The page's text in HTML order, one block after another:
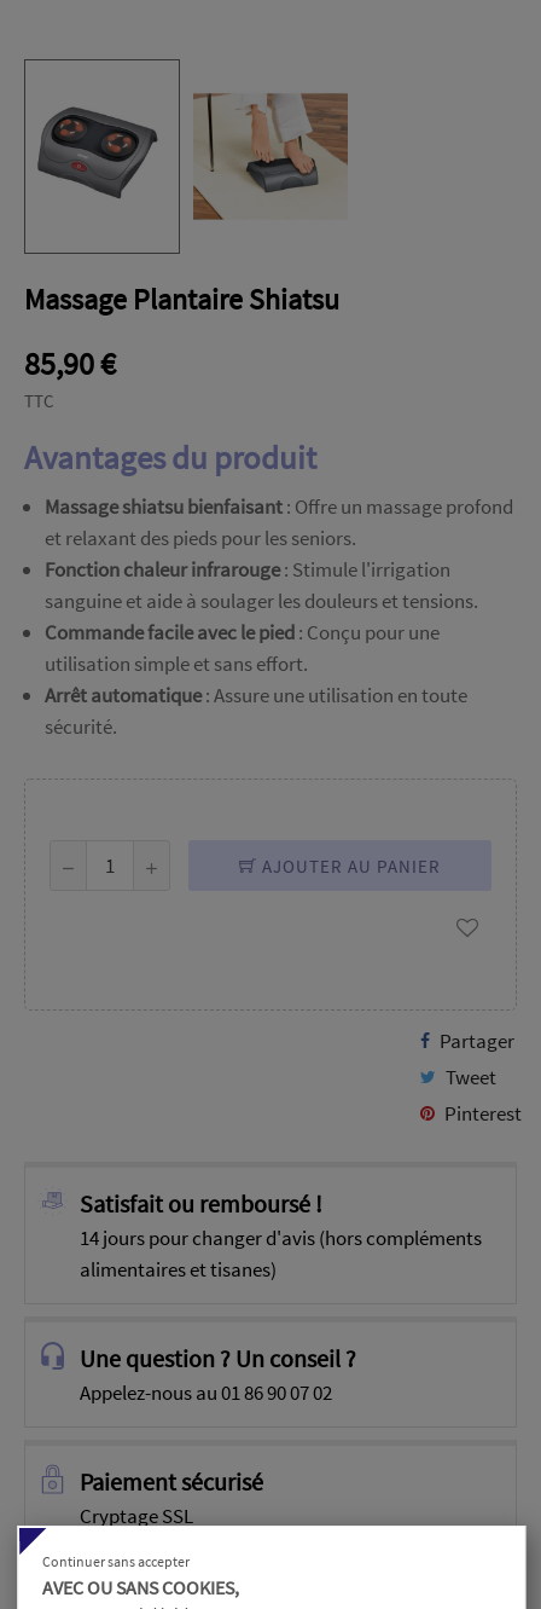
Massage Plantaire Shiatsu
85,90 €
TTC
Avantages du produit
Massage shiatsu bienfaisant: Offre un massage profond
et relaxant des pieds pour les seniors.
Fonction chaleur infrarouge: Stimule l'irrigation
sanguine et aide à soulager les douleurs et tensions.
Commande facile avec le pied: Conçu pour une
utilisation simple et sans effort.
Arrêt automatique: Assure une utilisation en toute
sécurité.
AJOUTER AU PANIER
Partager
Tweet
Pinterest
Satisfait ou remboursé !
14 jours pour changer d'avis (hors compléments
alimentaires et tisanes)
Une question ? Un conseil ?
Appelez-nous au 01 86 90 07 02
Paiement sécurisé
Cryptage SSL
AVEC OU SANS COOKIES,
Continuer sans accepter